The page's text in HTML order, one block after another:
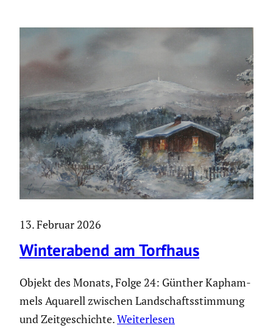
13. Februar 2026
Winter­abend am Torfhaus
Objekt des Monats, Folge 24: Günther Kapham­
mels Aquarell zwischen Landschafts­stim­mung
und Zeitge­schichte.Weiter­lesen